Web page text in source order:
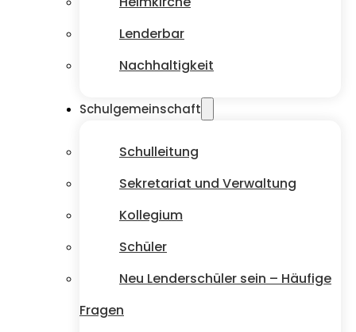
Lenderbar
Nachhaltigkeit
Schulgemeinschaft
Schulleitung
Sekretariat und Verwaltung
Kollegium
Schüler
Neu Lenderschüler sein – Häufige
Fragen